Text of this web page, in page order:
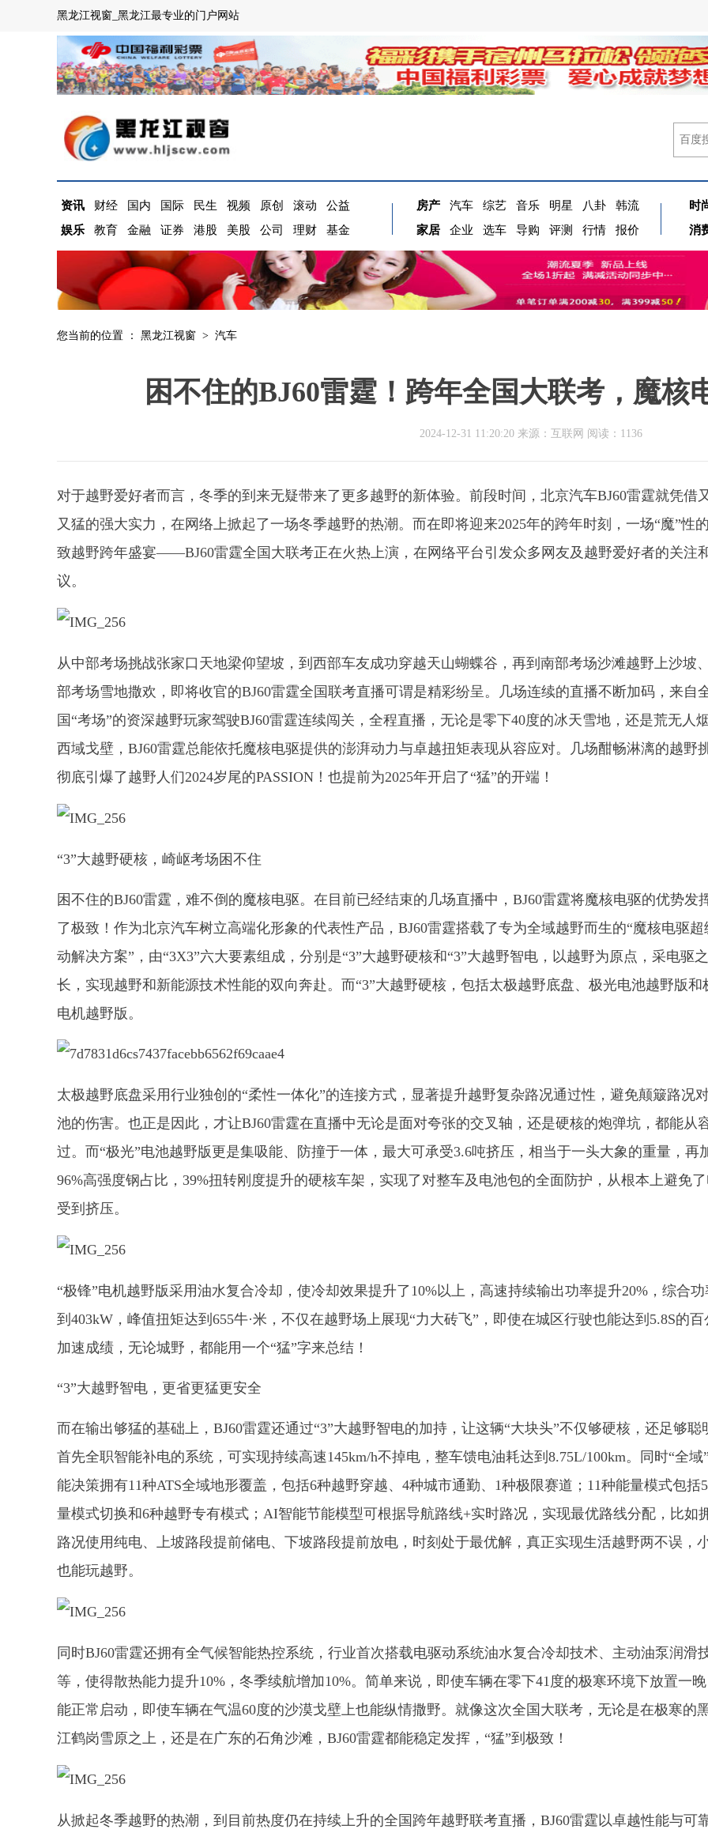
黑龙江视窗_黑龙江最专业的门户网站
资讯 财经 国内 国际 民生 视频 原创 滚动
公益
娱乐
教育 金融 证券 港股 美股 公司 理财 基金
房产 汽车 综艺 音乐 明星 八卦
韩流
家居
企业 选车 导购 评测 行情 报价
时
消
您当前的位置 ： 黑龙江视窗 > 汽车
困不住的BJ60雷霆！跨年全国大联考，魔核
2024-12-31 11:20:20 来源：互联网 阅读：1136
对于越野爱好者而言，冬季的到来无疑带来了更多越野的新体验。前段时间，北京汽车BJ60雷霆就凭借
又猛的强大实力，在网络上掀起了一场冬季越野的热潮。而在即将迎来2025年的跨年时刻，一场“魔”性
致越野跨年盛宴——BJ60雷霆全国大联考正在火热上演，在网络平台引发众多网友及越野爱好者的关注
议。
从中部考场挑战张家口天地梁仰望坡，到西部车友成功穿越天山蝴蝶谷，再到南部考场沙滩越野上沙坡
部考场雪地撒欢，即将收官的BJ60雷霆全国联考直播可谓是精彩纷呈。几场连续的直播不断加码，来自
国“考场”的资深越野玩家驾驶BJ60雷霆连续闯关，全程直播，无论是零下40度的冰天雪地，还是荒无人
西域戈壁，BJ60雷霆总能依托魔核电驱提供的澎湃动力与卓越扭矩表现从容应对。几场酣畅淋漓的越野
彻底引爆了越野人们2024岁尾的PASSION！也提前为2025年开启了“猛”的开端！
“3”大越野硬核，崎岖考场困不住
困不住的BJ60雷霆，难不倒的魔核电驱。在目前已经结束的几场直播中，BJ60雷霆将魔核电驱的优势发
了极致！作为北京汽车树立高端化形象的代表性产品，BJ60雷霆搭载了专为全域越野而生的“魔核电驱超
动解决方案”，由“3X3”六大要素组成，分别是“3”大越野硬核和“3”大越野智电，以越野为原点，采电驱
长，实现越野和新能源技术性能的双向奔赴。而“3”大越野硬核，包括太极越野底盘、极光电池越野版和
电机越野版。
太极越野底盘采用行业独创的“柔性一体化”的连接方式，显著提升越野复杂路况通过性，避免颠簸路况
池的伤害。也正是因此，才让BJ60雷霆在直播中无论是面对夸张的交叉轴，还是硬核的炮弹坑，都能从
过。而“极光”电池越野版更是集吸能、防撞于一体，最大可承受3.6吨挤压，相当于一头大象的重量，再
96%高强度钢占比，39%扭转刚度提升的硬核车架，实现了对整车及电池包的全面防护，从根本上避免
受到挤压。
“极锋”电机越野版采用油水复合冷却，使冷却效果提升了10%以上，高速持续输出功率提升20%，综合功
到403kW，峰值扭矩达到655牛·米，不仅在越野场上展现“力大砖飞”，即使在城区行驶也能达到5.8S的百
加速成绩，无论城野，都能用一个“猛”字来总结！
“3”大越野智电，更省更猛更安全
而在输出够猛的基础上，BJ60雷霆还通过“3”大越野智电的加持，让这辆“大块头”不仅够硬核，还足够聪
首先全职智能补电的系统，可实现持续高速145km/h不掉电，整车馈电油耗达到8.75L/100km。同时“全域
能决策拥有11种ATS全域地形覆盖，包括6种越野穿越、4种城市通勤、1种极限赛道；11种能量模式包括
量模式切换和6种越野专有模式；AI智能节能模型可根据导航路线+实时路况，实现最优路线分配，比如
路况使用纯电、上坡路段提前储电、下坡路段提前放电，时刻处于最优解，真正实现生活越野两不误，
也能玩越野。
同时BJ60雷霆还拥有全气候智能热控系统，行业首次搭载电驱动系统油水复合冷却技术、主动油泵润滑
等，使得散热能力提升10%，冬季续航增加10%。简单来说，即使车辆在零下41度的极寒环境下放置一
能正常启动，即使车辆在气温60度的沙漠戈壁上也能纵情撒野。就像这次全国大联考，无论是在极寒的
江鹤岗雪原之上，还是在广东的石角沙滩，BJ60雷霆都能稳定发挥，“猛”到极致！
从掀起冬季越野的热潮，到目前热度仍在持续上升的全国跨年越野联考直播，BJ60雷霆以卓越性能与可